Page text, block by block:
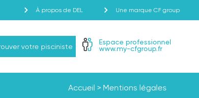
À propos de DEL Une marque CF group
votre pisciniste
Espace professionnel
www.my-cfgroup.fr
Accueil >Mentions légales